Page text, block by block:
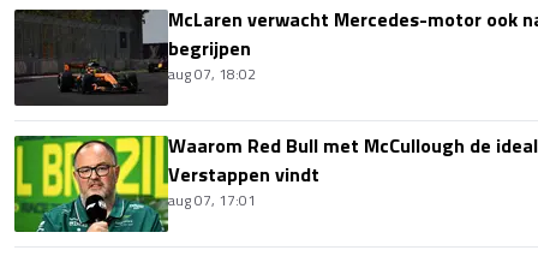
McLaren verwacht Mercedes-motor ook
begrijpen
aug 07, 18:02
Waarom Red Bull met McCullough de
Verstappen vindt
aug 07, 17:01